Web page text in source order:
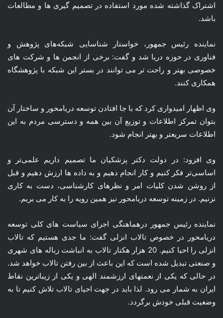
اشتراک گذاشته شده مورد استفاده در تصمیم گیری ها و مطالعات
باشد.
نماینده رئیس جمهور، خواستار شناسایی شبکه‌های پژوهش و
فناوری در حوزه دریا شد و گفت: برخی از انجمن ها و شرکت های
خصوصی بهتر و راحت تر می توانند در بستر این شبکه با پژوهشگاه
همکاری کنند.
وی اظهار امیدواری کرد که با جا افتادن توسعه دریامحور و ساختار آن
بتوان تمرکز اطلاعات و توزیع آن بین همه و دسترسی مردم به این
اطلاعات سریعتر و بهتر انجام شود.
وی افزود: در دولت دکتر پزشکیان ما تصمیم داریم علمی‌تر و
اساسی‌تر فکر کنیم و کار انجام دهیم و به داده ها ارزش دهیم و قبل
از روشن شدن کلیات امر و نظرهای کارشناسی، دست به کاری
نزنیم. در زمینه توسعه دریامحور نیز همین رویه را به کار می بریم.
نماینده رئیس جمهور درهماهنگی اجرای سیاست های کلی توسعه
دریامحور در خصوص تالاب انزلی گفت: ما جدی هستیم که تالاب
انزلی را احیا کنیم. 20 هزار هکتار تالاب به انباشت زباله های شهری
و صنعتی تبدیل شده است که این باعث از بین رفتن تالاب خواهد شد.
در حالی که یکی از نعمتهای ارزشمند الهی و یکی از زیباترین نقاط
ایران به شمار می رود. لذا باید در جهت احیای تالاب تلاش کنیم تا به
وضعیت قبلی خودش برگردد.